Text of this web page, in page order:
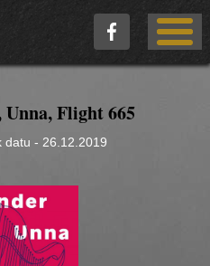
Flight 665
datu - 26.12.2019